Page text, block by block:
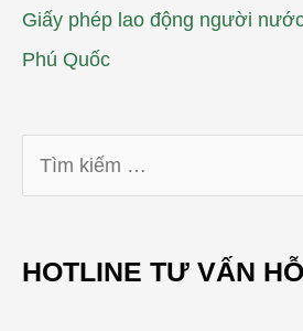
Giấy phép lao động người
Phú Quốc
HOTLINE TƯ VẤN